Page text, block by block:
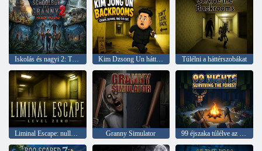
Iskolás és nagyi 2: Túlélés az erdőben Kim Dzsong Un háttérszobák Túlélni a háttérszobákat
Liminal Escape: nulladik szint Granny Simulator 99 éjszaka túlélve az erdőt